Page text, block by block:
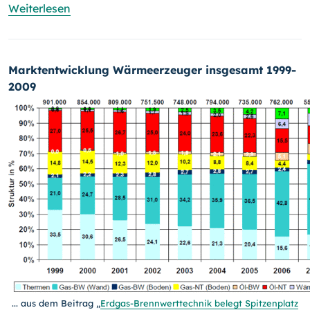
Weiterlesen
Marktentwicklung Wärmeerzeuger insgesamt 1999-
2009
... aus dem Beitrag „Erdgas-Brennwerttechnik belegt Spitzenplatz